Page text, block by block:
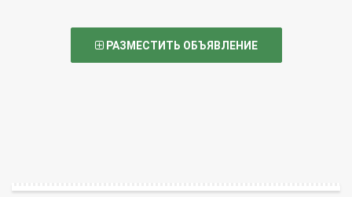
РАЗМЕСТИТЬ ОБЪЯВЛЕНИЕ